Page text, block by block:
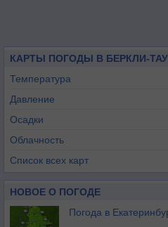
КАРТЫ ПОГОДЫ В БЕРКЛИ-
Температура
Давление
Осадки
Облачность
Список всех карт
НОВОЕ О ПОГОДЕ
Погода в